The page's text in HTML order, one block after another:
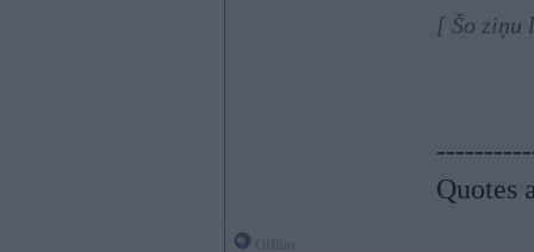
[ Šo ziņu
Quotes